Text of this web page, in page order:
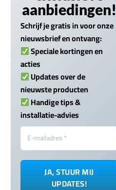
aanbiedingen!
Schrijf je gratis in voor onze
nieuwsbrief en ontvang:
Speciale kortingen en
acties
Updates over de
nieuwste producten
Handige tips &
installatie-advies